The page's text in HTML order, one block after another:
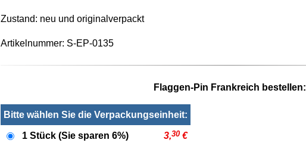
Zustand: neu und originalverpackt
Artikelnummer: S-EP-0135
Flaggen-Pin Frankreich bestellen:
Bitte wählen Sie die Verpackungseinheit:
1 Stück (Sie sparen 6%) 3,30 €